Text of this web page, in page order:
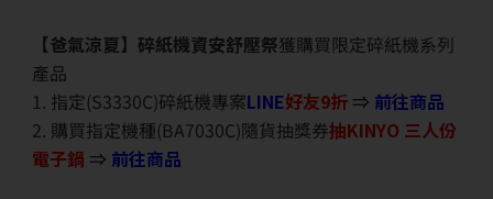
【爸氣涼夏】碎紙機資安舒壓祭獲購買限定碎紙機系列
產品
1. 指定(S3330C)碎紙機專案LINE好友9折 ⇒ 前往商品
2. 購買指定機種(BA7030C)隨貨抽獎券抽KINYO 三人份
電子鍋 ⇒ 前往商品